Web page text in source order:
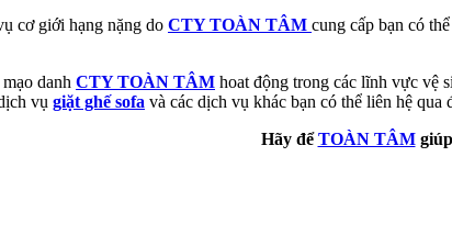
cơ giới hạng nặng do CTY TOÀN TÂM cung cấp bạn có
danh CTY TOÀN TÂM hoat động trong các lĩnh vực vệ
vụ giặt ghế sofa và các dịch vụ khác bạn có thể liên hệ qua
Hãy đểTOÀN TÂMgiúp